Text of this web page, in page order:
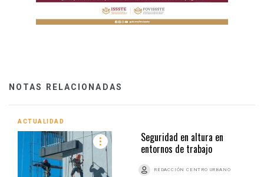
NOTAS RELACIONADAS
ACTUALIDAD
Seguridad en altura en
entornos de trabajo
REDACCIÓN CENTRO URBANO